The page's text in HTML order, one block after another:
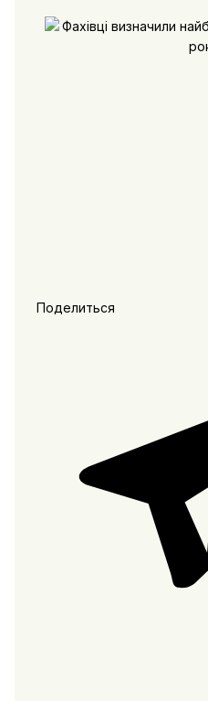
Поделиться